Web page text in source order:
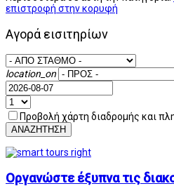
επιστροφή στην κορυφή
Αγορά εισιτηρίων
location_on
Προβολή χάρτη διαδρομής και
ΑΝΑΖΗΤΗΣΗ
Οργανώστε έξυπνα τις